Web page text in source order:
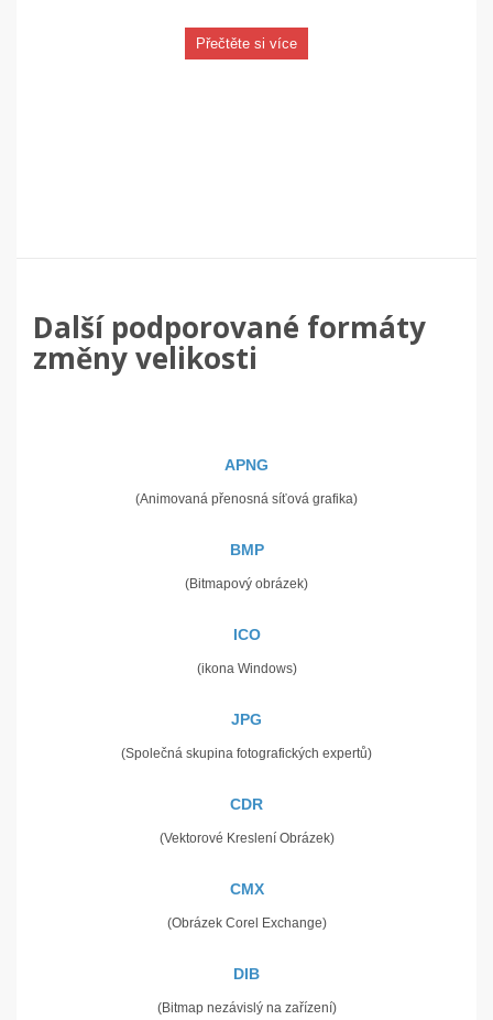
Přečtěte si více
Další podporované formáty
změny velikosti
APNG
(Animovaná přenosná síťová grafika)
BMP
(Bitmapový obrázek)
ICO
(ikona Windows)
JPG
(Společná skupina fotografických expertů)
CDR
(Vektorové Kreslení Obrázek)
CMX
(Obrázek Corel Exchange)
DIB
(Bitmap nezávislý na zařízení)